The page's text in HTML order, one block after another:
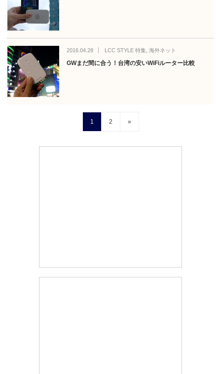
2016.04.28 LCC STYLE 特集, 海外ネット
GWまだ間に合う！台湾の安いWiFiルーター比較
1 2 »